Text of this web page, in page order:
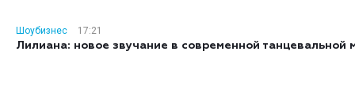
Шоубизнес
17:21
Лилиана: новое звучание в современной танцевальной